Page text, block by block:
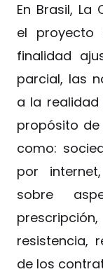
En Brasil,
el proyecto
finalidad
parcial, las
a la
propósito
como:
por
sobre
resistencia,
de los